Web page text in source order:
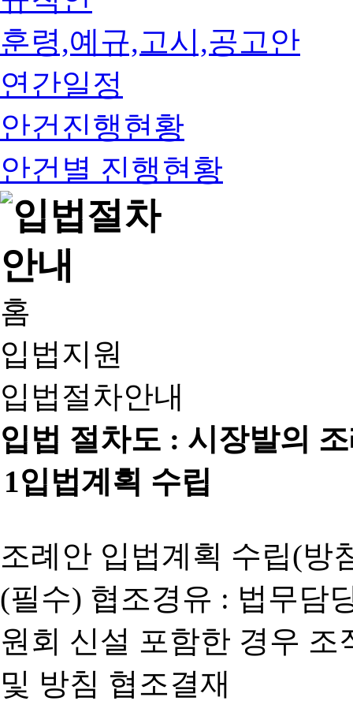
훈령,예규,고시,공고안
연간일정
안건진행현황
안건별 진행현황
홈
입법지원
입법절차안내
입법 절차도 : 시장발의
1입법계획 수립
조례안 입법계획 수립(방
(필수) 협조경유 : 법무담
원회 신설 포함한 경우
및 방침 협조결재